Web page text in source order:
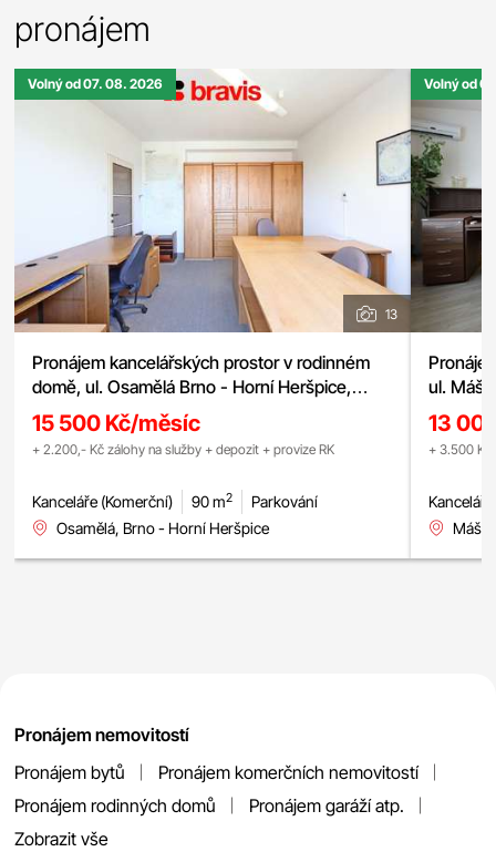
pronájem
Volný od 07. 08. 2026
13
Pronájem kancelářských prostor v rodinném
domě, ul. Osamělá Brno - Horní Heršpice,
parkování
15 500 Kč/měsíc
+ 2.200,- Kč zálohy na služby + depozit + provize RK
Kanceláře (Komerční) 90 m2
Parkování
Osamělá, Brno - Horní Heršpice
Volný od
ul.
13
+ 3.500 Kč
Pronájem nemovitostí
Pronájem bytů
Pronájem komerčních nemovitostí
Pronájem rodinných domů
Pronájem garáží atp.
Zobrazit vše